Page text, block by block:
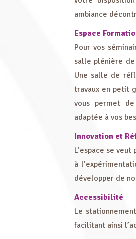
ambiance
Espace
Pour vos
salle plénière
Une salle de
travaux en petit
vous permet
adaptée à vos
Innovation et
L’espace se
à
développer de
Accessibilité
Le
facilitant ainsi